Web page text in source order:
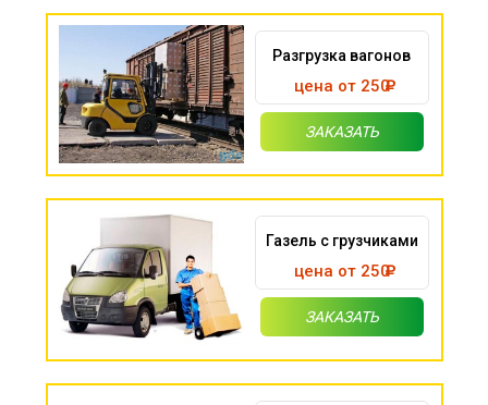
Разгрузка вагонов
цена от 250
ЗАКАЗАТЬ
Газель с грузчиками
цена от 250
ЗАКАЗАТЬ